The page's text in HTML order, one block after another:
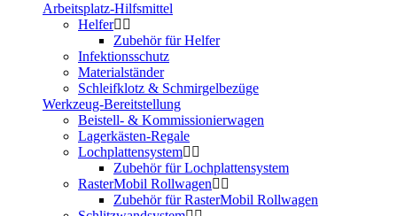
Arbeitsplatz-Hilfsmittel
Helfer
Zubehör für Helfer
Infektionsschutz
Materialständer
Schleifklotz & Schmirgelbezüge
Werkzeug-Bereitstellung
Beistell- & Kommissionierwagen
Lagerkästen-Regale
Lochplattensystem
Zubehör für Lochplattensystem
RasterMobil Rollwagen
Zubehör für RasterMobil Rollwagen